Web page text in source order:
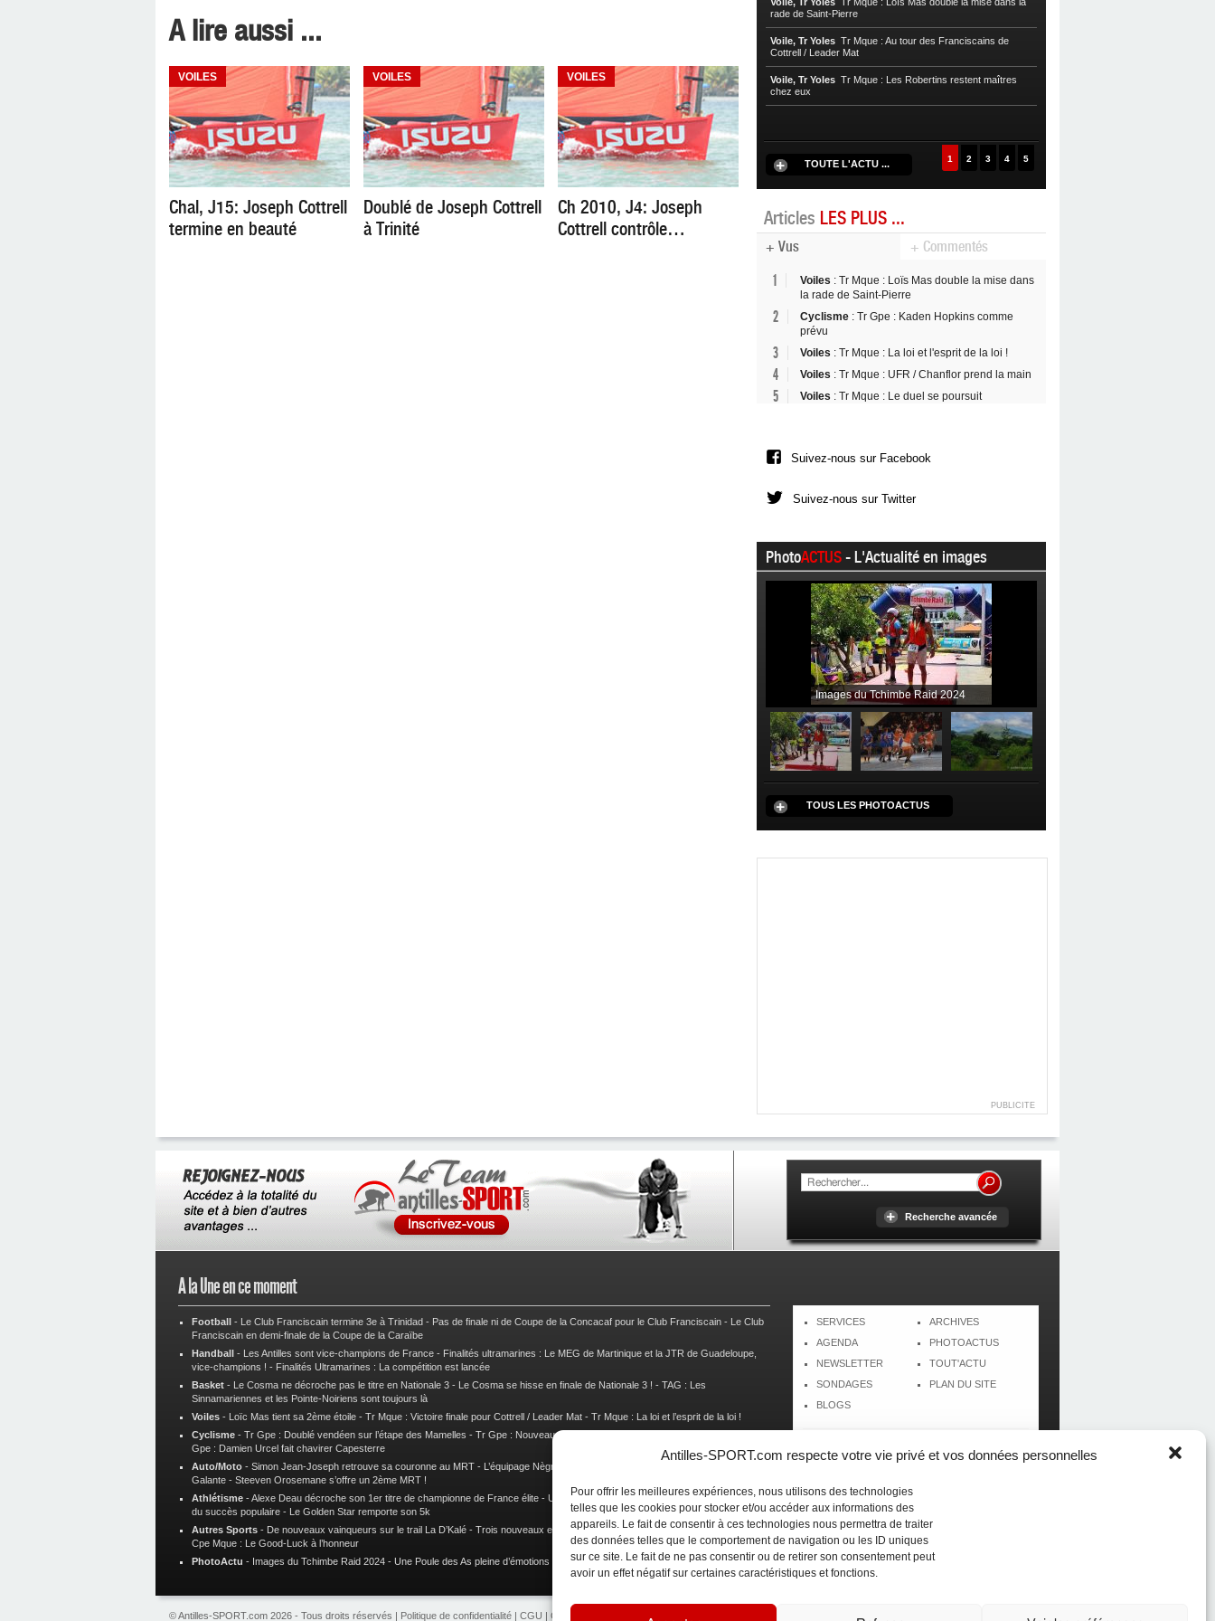
Antilles-SPORT.com respecte votre vie privé et vos données personnelles
Pour offrir les meilleures expériences, nous utilisons des technologies
telles que les cookies pour stocker et/ou accéder aux informations des
appareils. Le fait de consentir à ces technologies nous permettra de traiter
des données telles que le comportement de navigation ou les ID uniques
sur ce site. Le fait de ne pas consentir ou de retirer son consentement peut
avoir un effet négatif sur certaines caractéristiques et fonctions.
A lire aussi ...
VOILES
Chal, J15: Joseph Cottrell
termine en beauté
VOILES
Doublé de Joseph Cottrell
à Trinité
VOILES
Ch 2010, J4: Joseph
Cottrell contrôle…
rade de Saint-Pierre
Voile, Tr Yoles Tr Mque : Au tour des Franciscains de
Cottrell / Leader Mat
Voile, Tr Yoles Tr Mque : Les Robertins restent maîtres
chez eux
TOUTE L'ACTU ... 1 2 3 4 5
Articles LES PLUS ...
+ Vus + Commentés
1 Voiles : Tr Mque : Loïs Mas double la mise dans
la rade de Saint-Pierre
2 Cyclisme : Tr Gpe : Kaden Hopkins comme
prévu
3 Voiles : Tr Mque : La loi et l'esprit de la loi !
4 Voiles : Tr Mque : UFR / Chanflor prend la main
5 Voiles : Tr Mque : Le duel se poursuit
Suivez-nous sur Facebook
Suivez-nous sur Twitter
PhotoACTUS- L'Actualité en images
Images du Tchimbe Raid 2024
TOUS LES PHOTOACTUS
PUBLICITE
Recherche avancée
A la Une en ce moment
Football - Le Club Franciscain termine 3e à Trinidad - Pas de finale ni de Coupe de la Concacaf pour le Club Franciscain - Le Club
Franciscain en demi-finale de la Coupe de la Caraïbe
Handball - Les Antilles sont vice-champions de France - Finalités ultramarines : Le MEG de Martinique et la JTR de Guadeloupe,
vice-champions ! - Finalités Ultramarines : La compétition est lancée
Basket - Le Cosma ne décroche pas le titre en Nationale 3 - Le Cosma se hisse en finale de Nationale 3 ! - TAG : Les
Sinnamariennes et les Pointe-Noiriens sont toujours là
Voiles - Loïc Mas tient sa 2ème étoile - Tr Mque : Victoire finale pour Cottrell / Leader Mat - Tr Mque : La loi et l’esprit de la loi !
Cyclisme - Tr Gpe : Doublé vendéen sur l’étape des Mamelles - Tr Gpe : Nouveau changement de leader, Damien Urcel out
Gpe : Damien Urcel fait chavirer Capesterre
Auto/Moto - Simon Jean-Joseph retrouve sa couronne au MRT - L’équipage Nègre – Gérard remporte le 9e rallye du Pays Marie-
Galante - Steeven Orosemane s’offre un 2ème MRT !
Athlétisme -Alexe Deau décroche son 1er titre de championne de France élite - Un semi marathon sous le signe de la chaleur et
du succès populaire - Le Golden Star remporte son 5k
Autres Sports - De nouveaux vainqueurs sur le trail La D’Kalé - Trois nouveaux et un habitué au palmarès du Trail des Trésors-
Cpe Mque : Le Good-Luck à l’honneur
PhotoActu - Images du Tchimbe Raid 2024 - Une Poule des As pleine d’émotions ! Images de la Woulib 113 X-Trem
SERVICES
AGENDA
NEWSLETTER
SONDAGES
BLOGS
ARCHIVES
PHOTOACTUS
TOUT'ACTU
PLAN DU SITE
© Antilles-SPORT.com 2026 - Tous droits réservés | Politique de confidentialité | CGU | CGV